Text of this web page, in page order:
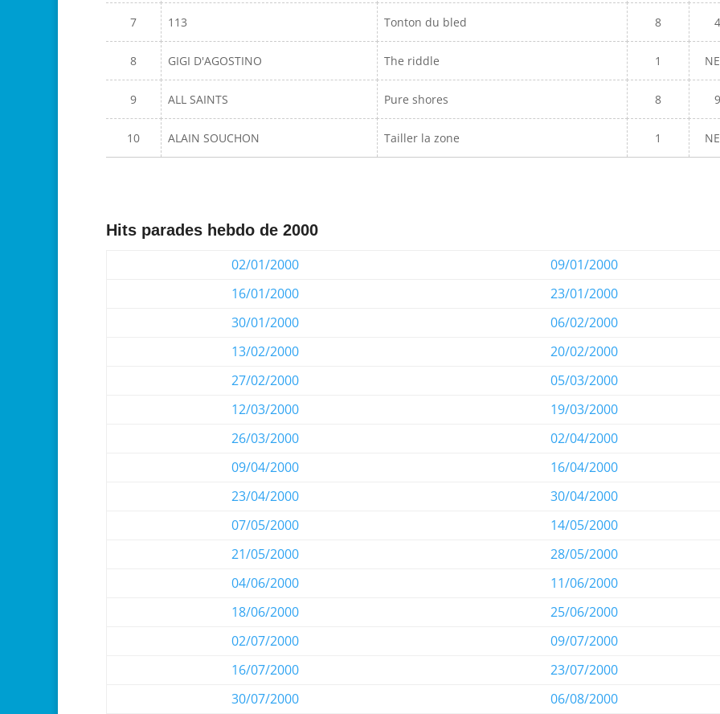
7 113 Tonton du bled 8 4
8 GIGI D'AGOSTINO The riddle 1
9 ALL SAINTS Pure shores 8 9
10 ALAIN SOUCHON Tailler la zone 1
Hits parades hebdo de 2000
02/01/2000
09/01/2000
16/01/2000
23/01/2000
30/01/2000
06/02/2000
13/02/2000
20/02/2000
27/02/2000
05/03/2000
12/03/2000
19/03/2000
26/03/2000
02/04/2000
09/04/2000
16/04/2000
23/04/2000
30/04/2000
07/05/2000
14/05/2000
21/05/2000
28/05/2000
04/06/2000
11/06/2000
18/06/2000
25/06/2000
02/07/2000
09/07/2000
16/07/2000
23/07/2000
30/07/2000
06/08/2000